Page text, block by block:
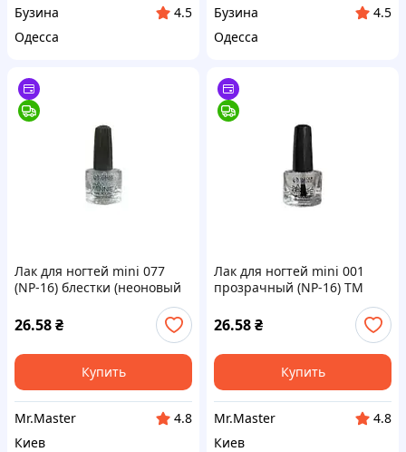
Бузина
4.5
Одесса
Бузина
4.5
Одесса
Лак для ногтей mini 077
(NP-16) блестки (неоновый
INTENS
26.58₴
Купить
Mr.Master
4.8
Киев
Лак для ногтей mini 001
прозрачный (NP-16) ТМ
26.58₴
Купить
Mr.Master
4.8
Киев